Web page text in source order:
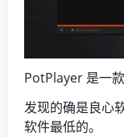
PotPlayer 是一
发现的确是良心
软件最低的。